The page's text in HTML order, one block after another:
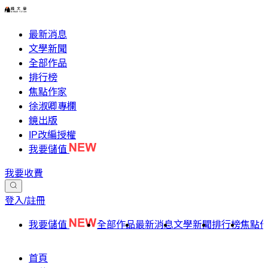
最新消息
文學新聞
全部作品
排行榜
焦點作家
徐淑卿專欄
鏡出版
IP改編授權
我要儲值
我要收費
登入/註冊
我要儲值 全部作品最新消息文學新聞排行榜焦點
首頁